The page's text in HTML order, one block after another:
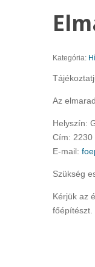
Kategória:
Az
Helyszín:
Cím: 2230
E-mail:
Szükség
Kérjük az
főépítészt.